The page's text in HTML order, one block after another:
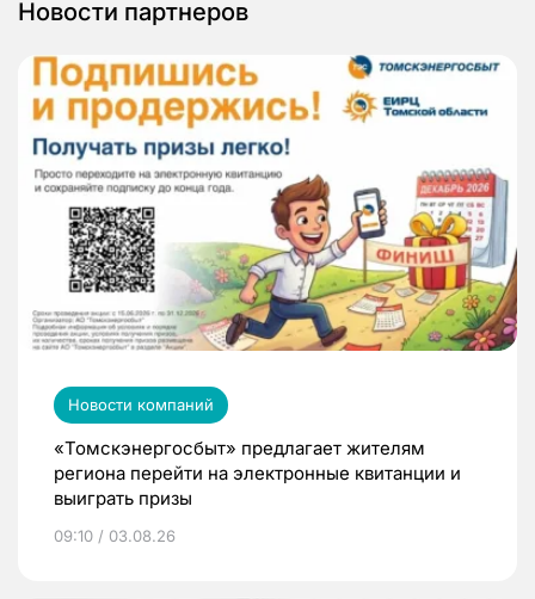
Новости партнеров
Новости компаний
«Томскэнергосбыт» предлагает жителям
региона перейти на электронные квитанции и
выиграть призы
09:10 / 03.08.26